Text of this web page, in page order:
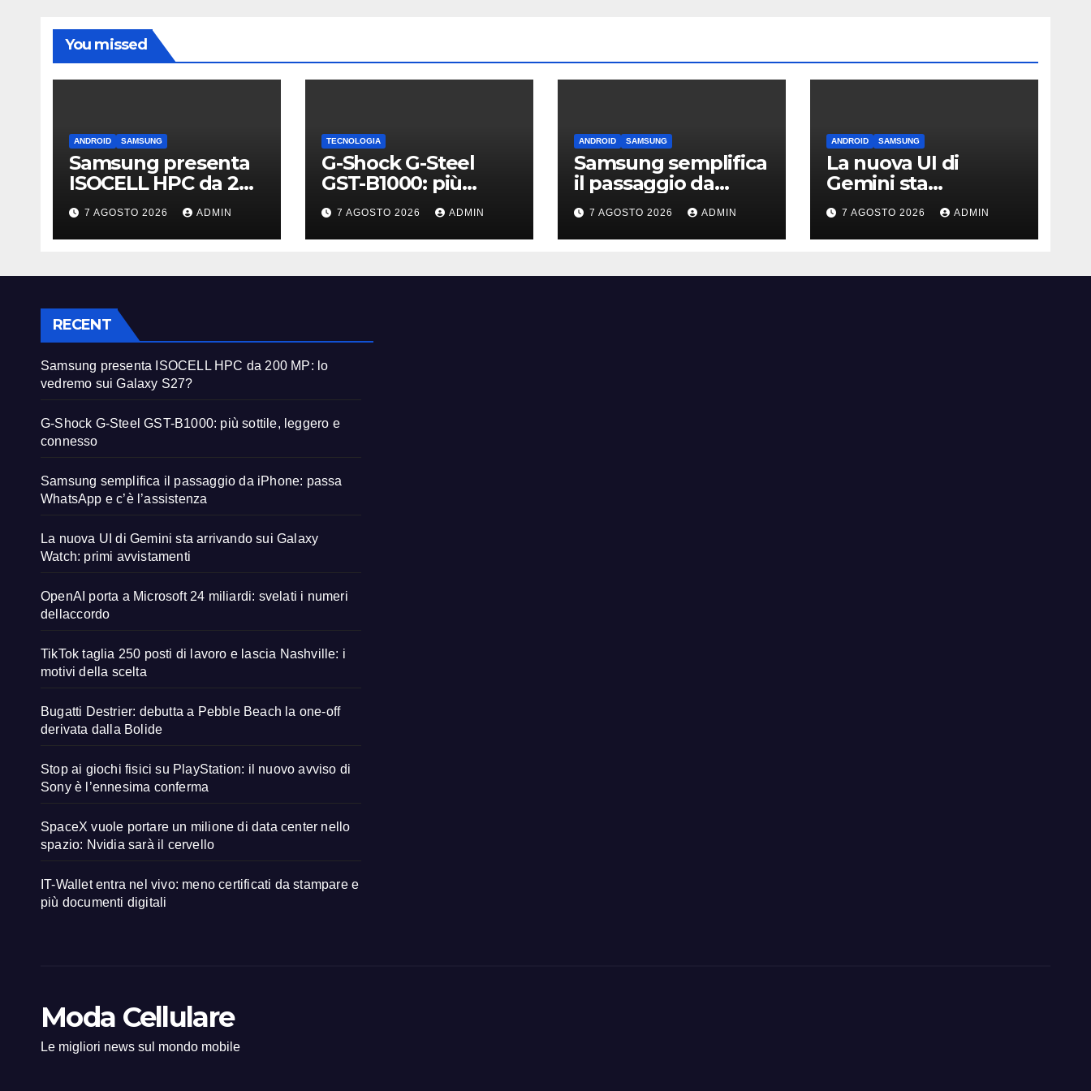
You missed
ANDROID SAMSUNG
Samsung presenta
ISOCELL HPC da 200
MP: lo vedremo sui
Galaxy S27?
7 AGOSTO 2026 ADMIN
TECNOLOGIA
G-Shock G-Steel
GST-B1000: più
sottile, leggero e
connesso
7 AGOSTO 2026 ADMIN
ANDROID SAMSUNG
Samsung semplifica
il passaggio da
iPhone: passa
WhatsApp e c’è
l’assistenza
7 AGOSTO 2026 ADMIN
ANDROID SAMSUNG
La nuova UI di
Gemini sta
arrivando sui Galaxy
Watch: primi
avvistamenti
7 AGOSTO 2026 ADMIN
RECENT
Samsung presenta ISOCELL HPC da 200 MP: lo
vedremo sui Galaxy S27?
G-Shock G-Steel GST-B1000: più sottile, leggero e
connesso
Samsung semplifica il passaggio da iPhone: passa
WhatsApp e c’è l’assistenza
La nuova UI di Gemini sta arrivando sui Galaxy
Watch: primi avvistamenti
OpenAI porta a Microsoft 24 miliardi: svelati i numeri
dellaccordo
TikTok taglia 250 posti di lavoro e lascia Nashville: i
motivi della scelta
Bugatti Destrier: debutta a Pebble Beach la one-off
derivata dalla Bolide
Stop ai giochi fisici su PlayStation: il nuovo avviso di
Sony è l’ennesima conferma
SpaceX vuole portare un milione di data center nello
spazio: Nvidia sarà il cervello
IT-Wallet entra nel vivo: meno certificati da stampare e
più documenti digitali
Moda Cellulare
Le migliori news sul mondo mobile